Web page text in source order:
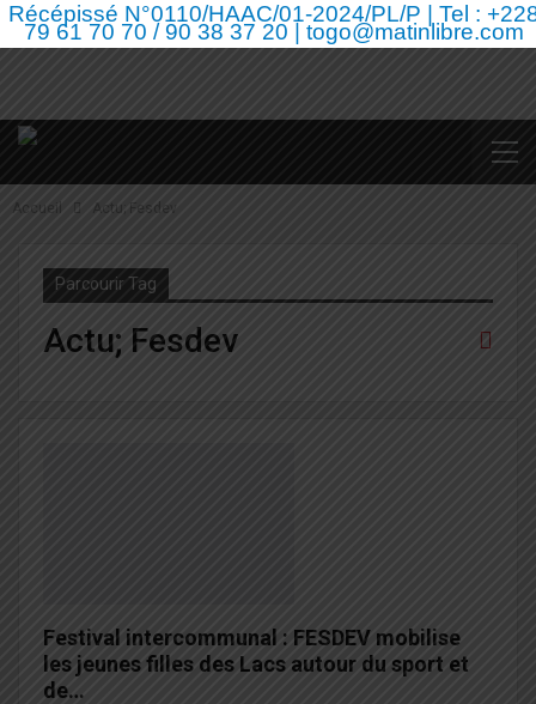
Récépissé N°0110/HAAC/01-2024/PL/P | Tel :
79 61 70 70 / 90 38 37 20 | togo@matinlibre.com
Accueil Actu; Fesdev
Parcourir Tag
Actu; Fesdev
Festival intercommunal : FESDEV mobilise
les jeunes filles des Lacs autour du sport et
de…